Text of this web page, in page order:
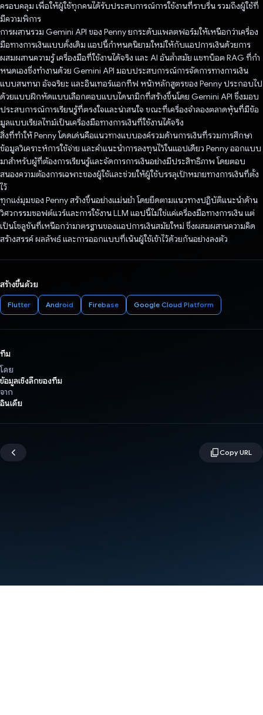
ครอบคลุม เพื่อให้ผู้ใช้ทุกคนได้รับประสบการณ์การใช้งานที่ราบรื่น รวมถึงผู้ใช้ที่
มีความพิการ
การผสานรวม Gemini API ของ Penny ยกระดับแพลตฟอร์มให้เหนือกว่าเครื่อง
มือทางการเงินแบบดั้งเดิม แอปนี้กำหนดนิยามใหม่ให้กับแอปการเงินด้วยการ
ผสมผสานความรู้ เครื่องมือที่ใช้งานได้จริง และ AI อันล้ำสมัย แชทบ็อต RAG ที่กํา
หนดเองซึ่งทำงานด้วย Gemini API มอบประสบการณ์การจัดการทางการเงิน
แบบสนทนา อัจฉริยะ และอินเทอร์แอกทีฟ หน้าหลักสูตรของ Penny ประกอบไป
ด้วยแบบฝึกหัดแบบเลือกตอบแบบไดนามิกที่สร้างขึ้นโดย Gemini API ซึ่งมอบ
ประสบการณ์การเรียนรู้ที่ตรงใจและน่าสนใจ ขณะที่เครื่องจำลองตลาดหุ้นที่มีข้อ
มูลแบบเรียลไทม์เป็นเครื่องมือทางการเงินที่ใช้งานได้จริง
สิ่งที่ทำให้ Penny โดดเด่นคือแนวทางแบบองค์รวมด้านการเงินที่รวมการศึกษา
ข้อมูลวิเคราะห์การใช้จ่าย และคำแนะนำการลงทุนไว้ในแอปเดียว Penny ออกแบบ
มาสำหรับผู้ที่ต้องการเรียนรู้และจัดการการเงินอย่างมีประสิทธิภาพ โดยตอบ
สนองความต้องการเฉพาะของผู้ใช้และช่วยให้ผู้ใช้บรรลุเป้าหมายทางการเงินที่ตั้ง
ไว้
ทุกแง่มุมของ Penny สร้างขึ้นอย่างแม่นยำ โดยยึดตามแนวทางปฏิบัติแนะนำด้าน
วิศวกรรมซอฟต์แวร์และการใช้งาน LLM แอปนี้ไม่ใช่แค่เครื่องมือทางการเงิน แต่
เป็นโซลูชันที่เหนือกว่ามาตรฐานของแอปการเงินสมัยใหม่ ซึ่งผสมผสานความคิด
สร้างสรรค์ ผลลัพธ์ และการออกแบบที่เน้นผู้ใช้เข้าไว้ด้วยกันอย่างลงตัว
สร้างขึ้นด้วย
Flutter Android Firebase Google Cloud Platform
ทีม
โดย
ข้อมูลเชิงลึกของทีม
จาก
อินเดีย